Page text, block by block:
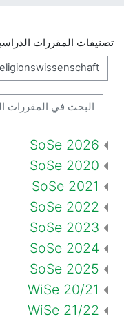
تصنيفات المقررات
البحث في المقررات
SoSe 2026
SoSe 2020
SoSe 2021
SoSe 2022
SoSe 2023
SoSe 2024
SoSe 2025
WiSe 20/21
WiSe 21/22